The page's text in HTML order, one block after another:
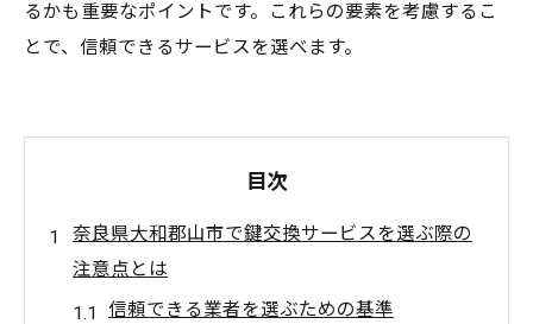
るかも重要なポイントです。これらの要素を考慮するこ
とで、信頼できるサービスを選べます。
目次
奈良県大和郡山市で鍵交換サービスを選ぶ際の
注意点とは
信頼できる業者を選ぶための基準